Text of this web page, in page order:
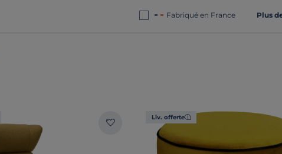
Fabriqué en France Plus
Liv. offerte